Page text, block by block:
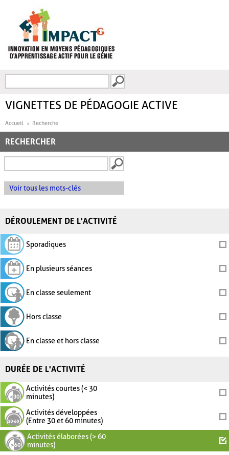
FORMULAIRE DE
VIGNETTES DE PÉDAGOGIE ACTIVE
Accueil Recherche
RECHERCHER
Voir tous les mots-clés
DÉROULEMENT DE L'ACTIVITÉ
Sporadiques
En plusieurs séances
En classe seulement
Hors classe
En classe et hors classe
DURÉE DE L'ACTIVITÉ
Activités courtes (< 30
minutes)
Activités développées
(Entre 30 et 60 minutes)
Activités élaborées (> 60
minutes)